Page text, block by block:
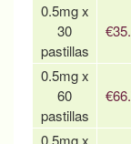
0.5mg x
30
pastillas
0.5mg x
60
pastillas
0.5mg x